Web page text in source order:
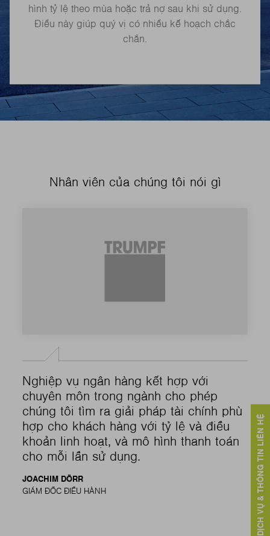
hình tỷ lệ theo mùa hoặc trả nợ sau khi sử dụng.
Điều này giúp quý vị có nhiều kế hoạch chắc
chắn.
Nhân viên của chúng tôi nói gì
Nghiệp vụ ngân hàng kết hợp với
chuyên môn trong ngành cho phép
chúng tôi tìm ra giải pháp tài chính phù
hợp cho khách hàng với tỷ lệ và điều
khoản linh hoạt, và mô hình thanh toán
cho mỗi lần sử dụng.
JOACHIM DÖRR
GIÁM ĐỐC ĐIỀU HÀNH
DỊCH VỤ & THÔNG TIN LIÊN HỆ